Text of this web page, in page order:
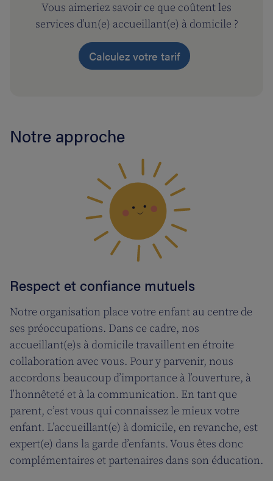
Vous aimeriez savoir ce que coûtent les
services d’un(e) accueillant(e) à domicile ?
Calculez votre tarif
Notre approche
Respect et confiance mutuels
Notre organisation place votre enfant au centre de
ses préoccupations. Dans ce cadre, nos
accueillant(e)s à domicile travaillent en étroite
collaboration avec vous. Pour y parvenir, nous
accordons beaucoup d’importance à l’ouverture, à
l’honnêteté et à la communication. En tant que
parent, c’est vous qui connaissez le mieux votre
enfant. L’accueillant(e) à domicile, en revanche, est
expert(e) dans la garde d’enfants. Vous êtes donc
complémentaires et partenaires dans son éducation.